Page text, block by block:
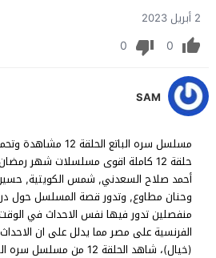
2 أبريل 2023
0
0
SAM
مسلسل سره الباتع
حلقة 12 كاملة اقوى مسلسلات شهر
أحمد صلاح السعدني, شمس الكويتية,
وحنان مطاوع, وتدور قصة المسلسل حول
منفصلين تدور فيها نفس الاحداث في
الفرنسية على مصر مما يدلل على ان
(خيال)، شاهد الحلقة 12 من